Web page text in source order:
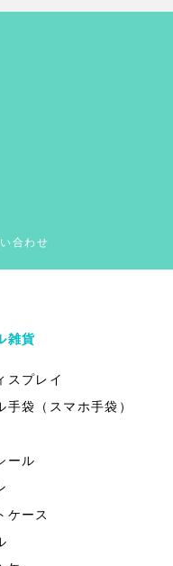
合わせ
雑貨
スプレイ
手袋（スマホ手袋）
ール
ケース